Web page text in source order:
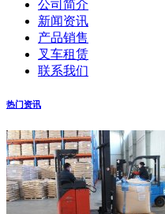
公司简介
新闻资讯
产品销售
叉车租赁
联系我们
热门资讯